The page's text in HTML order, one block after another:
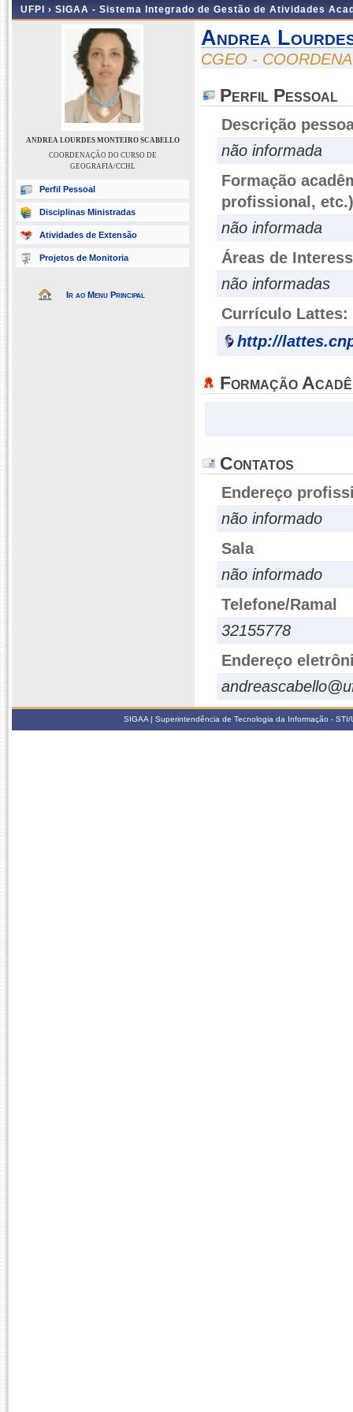
UFPI › SIGAA - Sistema Integrado de Gestão de Atividades
ANDREA LOURDES MONTEIRO SCABELLO
COORDENAÇÃO DO CURSO DE
GEOGRAFIA/CCHL
Perfil Pessoal
Disciplinas Ministradas
Atividades de Extensão
Projetos de Monitoria
Ir ao Menu Principal
Andrea
CGEO -
Perfil Pessoal
Descrição
não informada
Formação
profissional, etc.)
não informada
Áreas de
não informadas
Currículo Lattes:
http://
Formação
Contatos
Endereço
não informado
Sala
não informado
Telefone/Ramal
32155778
Endereço
SIGAA | Superintendência de Tecnologia da Informação -